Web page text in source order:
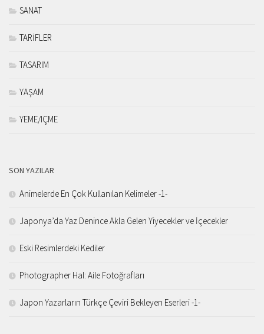
SANAT
TARİFLER
TASARIM
YAŞAM
YEME/IÇME
SON YAZILAR
Animelerde En Çok Kullanılan Kelimeler -1-
Japonya’da Yaz Denince Akla Gelen Yiyecekler ve İçecekler
Eski Resimlerdeki Kediler
Photographer Hal: Aile Fotoğrafları
Japon Yazarların Türkçe Çeviri Bekleyen Eserleri -1-